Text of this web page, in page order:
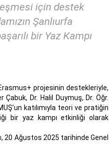
için destek
Şanlıurfa
bir Yaz Kampı
projesinin destekleriyle,
Dr. Halil Duymuş, Dr. Öğr.
katılımıyla teori ve pratiğin
bir yaz kampı etkinliği olarak
20 Ağustos 2025 tarihinde Genel